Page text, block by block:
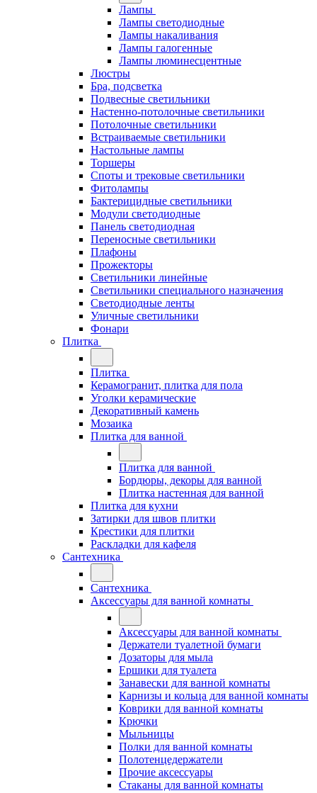
Лампы
Лампы светодиодные
Лампы накаливания
Лампы галогенные
Лампы люминесцентные
Люстры
Бра, подсветка
Подвесные светильники
Настенно-потолочные светильники
Потолочные светильники
Встраиваемые светильники
Настольные лампы
Торшеры
Споты и трековые светильники
Фитолампы
Бактерицидные светильники
Модули светодиодные
Панель светодиодная
Переносные светильники
Плафоны
Прожекторы
Светильники линейные
Светильники специального назначения
Светодиодные ленты
Уличные светильники
Фонари
Плитка
Плитка
Керамогранит, плитка для пола
Уголки керамические
Декоративный камень
Мозаика
Плитка для ванной
Плитка для ванной
Бордюры, декоры для ванной
Плитка настенная для ванной
Плитка для кухни
Затирки для швов плитки
Крестики для плитки
Раскладки для кафеля
Сантехника
Сантехника
Аксессуары для ванной комнаты
Аксессуары для ванной комнаты
Держатели туалетной бумаги
Дозаторы для мыла
Ершики для туалета
Занавески для ванной комнаты
Карнизы и кольца для ванной комнаты
Коврики для ванной комнаты
Крючки
Мыльницы
Полки для ванной комнаты
Полотенцедержатели
Прочие аксессуары
Стаканы для ванной комнаты